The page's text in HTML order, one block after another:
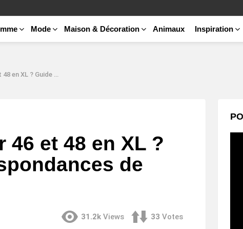
Mode Maison & Décoration Animaux Inspiration
correspondances de tailles
et 48 en XL ?
de
31.2k Views 33 Votes